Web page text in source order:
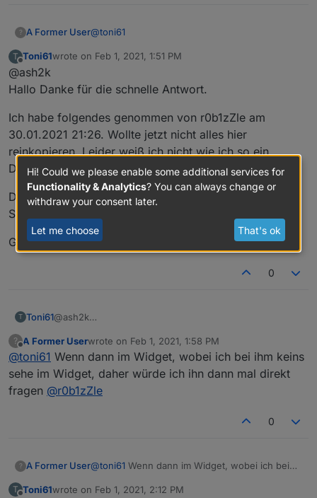
? A Former User@toni61
wie hast du es denn eingebunden? Hier
Varianten veröffentlicht ;-)
Jedenfalls würde ich in dem Code einfach das
wie du willst.
T
Offline
Toni61wrote on Feb 1, 2021, 1:51 PM
last edited by
@ash2k
Hallo Danke für die schnelle Antwort.
Ich habe folgendes genommen von r0b1zZle am
30.01.2021 21:26. Wollte jetzt nicht alles hier
reinkopieren. Leider weiß ich nicht wie ich so ein
Dropdown mache...
Du sagst ich kann das autoplay rauslöschen aus dem
Script im iobroker oder im Widget?
Gruß Toni
0
T Toni61@ash2k
Ich habe folgendes genommen von r0b1zZle am
30.01.2021 21:26. Wollte jetzt nicht alles hier
reinkopieren. Leider weiß ich nicht wie ich so ein
Dropdown mache...
Du sagst ich kann das autoplay rauslöschen aus dem
Script im iobroker oder im Widget?
Gruß Toni
?
Offline
A Former Userwrote on Feb 1, 2021, 1:58 PM
last edited by
@toni61 Wenn dann im Widget, wobei ich bei ihm keins
sehe im Widget, daher würde ich ihn dann mal direkt
fragen @r0b1zZle
0
? A Former User@toni61 Wenn dann im Widget, wobei ich bei
dann mal direkt fragen
T Toni61wrote on Feb 1, 2021, 2:12 PM
last edited by
Hi! Could we please enable some additional services for
Functionality & Analytics? You can always change or
withdraw your consent later.
Let me choose That's ok